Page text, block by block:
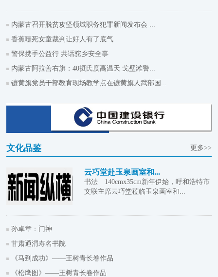
内蒙古召开脱贫攻坚领域职务犯罪新闻发布会 ...
香蕉噎死女童裁判让好人有了底气
警保携手公益行 共话驼乡安全事
内蒙古阿拉善右旗：40摄氏度高温天 戈壁滩警...
镶黄旗党员干部教育现场教学点在镶黄旗人武部国...
文化品鉴 更多>>
云巧堂赴玉泉画室和...
书法 140cmx35cm新年伊始，呼和浩特市
文联主席云巧堂莅临玉泉画室和...
孙卓章：门神
甘肃通渭寿名书院
《马到成功》——王树青长卷作品
《松鹰图》——王树青长卷作品